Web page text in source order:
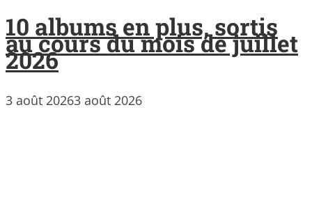
10 albums en plus, sortis
au cours du mois de juillet
2026
3 août 20263 août 2026